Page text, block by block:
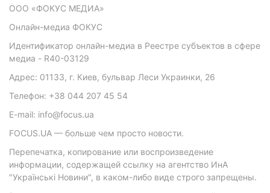
ООО «ФОКУС МЕДИА»
Онлайн-медиа ФОКУС
Идентификатор онлайн-медиа в Реестре субъектов в сфере
медиа - R40-03129
Адрес: 01133, г. Киев, бульвар Леси Украинки, 26
Телефон: +38 044 207 45 54
E-mail: info@focus.ua
FOCUS.UA — больше чем просто новости.
Перепечатка, копирование или воспроизведение
информации, содержащей ссылку на агентство ИнА
"Українські Новини", в каком-либо виде строго запрещены.